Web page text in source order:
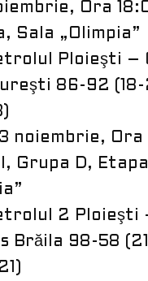
Ora
Sala „Olimpia”
Ploieşti –
86-92 (18-
noiembrie, Ora
I, Grupa D,
2 Ploieşti
Brăila 98-58